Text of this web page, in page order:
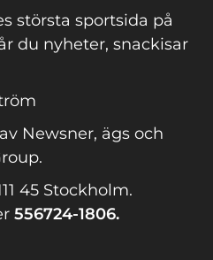
största sportsida på
du nyheter, snackisar
Newsner, ägs och
45 Stockholm.
556724-1806.